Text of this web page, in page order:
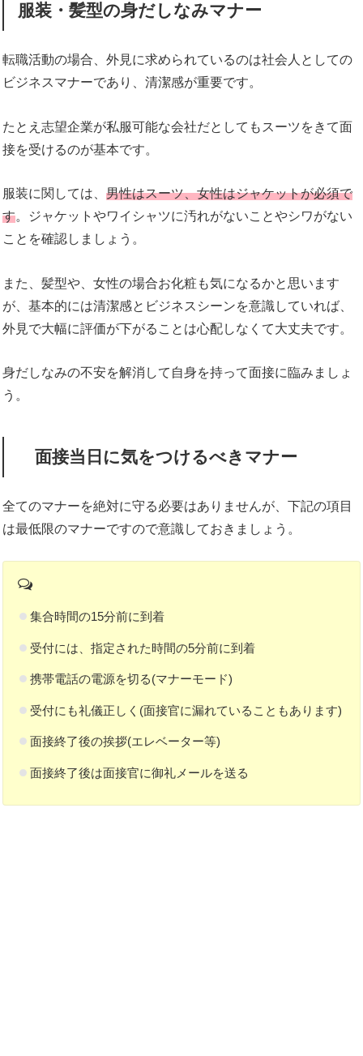
服装・髪型の身だしなみマナー
転職活動の場合、外見に求められているのは社会人としての
ビジネスマナーであり、清潔感が重要です。
たとえ志望企業が私服可能な会社だとしてもスーツをきて面
接を受けるのが基本です。
服装に関しては、 男性はスーツ、女性はジャケットが必須で
す。ジャケットやワイシャツに汚れがないことやシワがない
ことを確認しましょう。
また、髪型や、女性の場合お化粧も気になるかと思います
が、基本的には清潔感とビジネスシーンを意識していれば、
外見で大幅に評価が下がることは心配しなくて大丈夫です。
身だしなみの不安を解消して自身を持って面接に臨みましょ
う。
面接当日に気をつけるべきマナー
全てのマナーを絶対に守る必要はありませんが、下記の項目
は最低限のマナーですので意識しておきましょう。
集合時間の15分前に到着
受付には、指定された時間の5分前に到着
携帯電話の電源を切る(マナーモード)
受付にも礼儀正しく(面接官に漏れていることもあります)
面接終了後の挨拶(エレベーター等)
面接終了後は面接官に御礼メールを送る